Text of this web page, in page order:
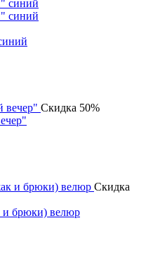
Скидка 50%
Скидка
брюки) велюр